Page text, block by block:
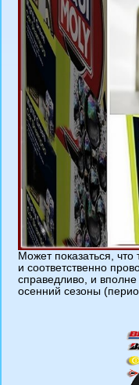
Может показаться,
и соответственно
справедливо, и вполне
осенний сезоны